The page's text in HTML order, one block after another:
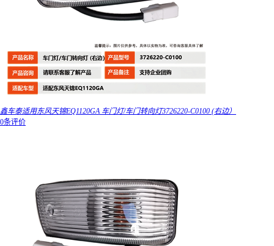
鑫车泰适用东风天锦EQ1120GA 车门灯/车门转向灯3726220-C0100 (右边）
0条评价